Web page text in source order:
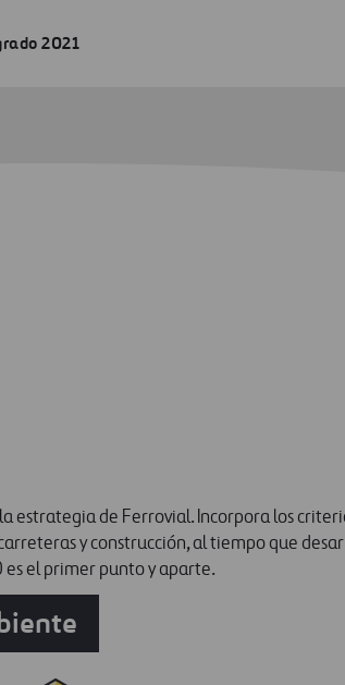
2021
estrategia de Ferrovial. Incorpora los
y construcción, al tiempo que
es el primer punto y aparte.